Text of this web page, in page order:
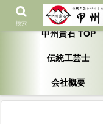
「一生お付き合いが
甲州貴石 TOP
伝統工芸士
会社概要
検索